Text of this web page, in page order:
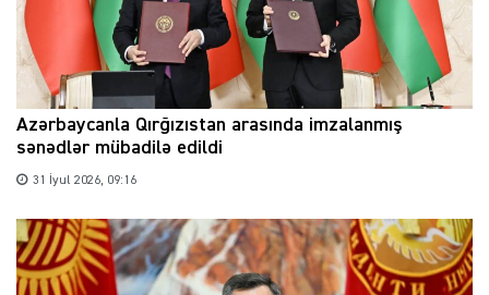
Azərbaycanla Qırğızıstan arasında imzalanmış
sənədlər mübadilə edildi
31 İyul 2026, 09:16